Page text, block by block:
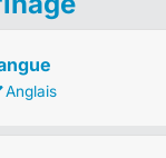
Anglais